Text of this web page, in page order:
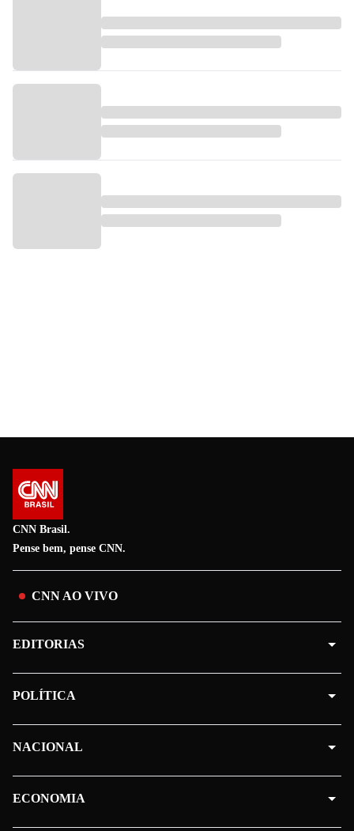
CNN Brasil.
Pense bem, pense CNN.
CNN AO VIVO
EDITORIAS
POLÍTICA
NACIONAL
ECONOMIA